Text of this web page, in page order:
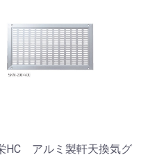
HC アルミ製軒天換気グ